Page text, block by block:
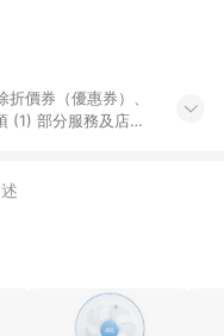
電子書，請詳閱
帳，才享有 LINE
點資格。 (4) 如
等其他網頁、或